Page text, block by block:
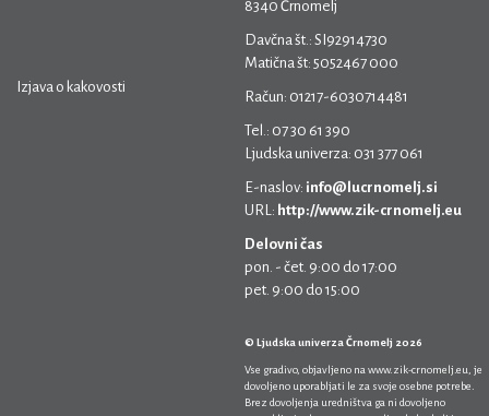
Izjava o kakovosti
8340 Črnomelj
Davčna št.: SI92914730
Matična št: 5052467 000
Račun: 01217-6030714481
Tel.: 07 30 61 390
Ljudska univerza: 031 377 061
E-naslov: info@lucrnomelj.si
URL: http://www.zik-crnomelj.eu
Delovni čas
pon. - čet. 9:00 do 17:00
pet. 9:00 do 15:00
© Ljudska univerza Črnomelj 2026
Vse gradivo, objavljeno na www.zik-crnomelj.eu , je
dovoljeno uporabljati le za svoje osebne potrebe.
Brez dovoljenja uredništva ga ni dovoljeno